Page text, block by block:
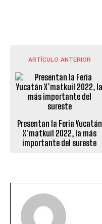
ARTÍCULO ANTERIOR
Presentan la Feria Yucatán
X’matkuil 2022, la más
importante del sureste